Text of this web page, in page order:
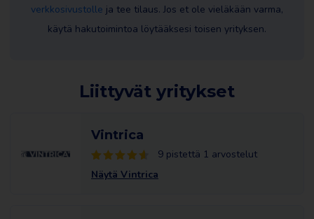
verkkosivustolle ja tee tilaus. Jos et ole vieläkään varma,
käytä hakutoimintoa löytääksesi toisen yrityksen.
Liittyvät yritykset
Vintrica
9 pistettä 1 arvostelut
Näytä Vintrica